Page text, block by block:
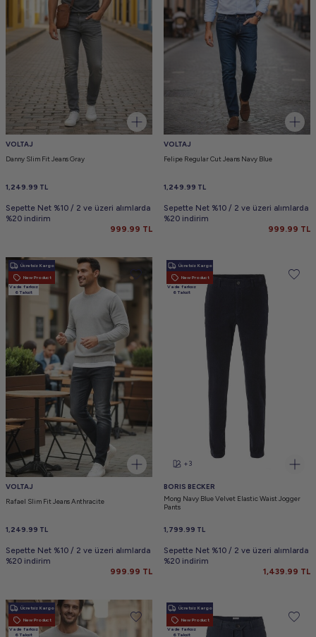
VOLTAJ
Danny Slim Fit Jeans Gray
1,249.99 TL
Sepette Net %10 / 2 ve üzeri alımlarda
%20 indirim
999.99 TL
VOLTAJ
Felipe Regular Cut Jeans Navy Blue
1,249.99 TL
Sepette Net %10 / 2 ve üzeri alımlarda
%20 indirim
999.99 TL
Ücretsiz Kargo
New Product
Vade farksız
6 Taksit
VOLTAJ
Rafael Slim Fit Jeans Anthracite
1,249.99 TL
Sepette Net %10 / 2 ve üzeri alımlarda
%20 indirim
999.99 TL
Ücretsiz Kargo
New Product
Vade farksız
6 Taksit
+3
BORIS BECKER
Mong Navy Blue Velvet Elastic Waist Jogger
Pants
1,799.99 TL
Sepette Net %10 / 2 ve üzeri alımlarda
%20 indirim
1,439.99 TL
Ücretsiz Kargo
New Product
Vade farksız
6 Taksit
Ücretsiz Kargo
New Product
Vade farksız
6 Taksit